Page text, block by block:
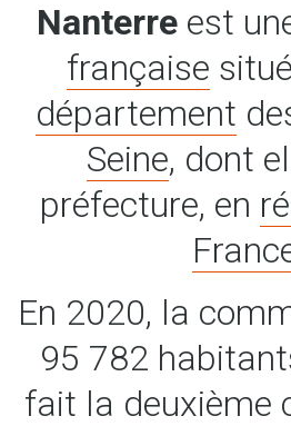
Nanterreest
française
département
Seine, dont
préfecture, en
En 2020, la
95 782
fait la deuxième